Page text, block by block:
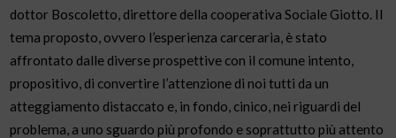
dottor Boscoletto, direttore della cooperativa Sociale Giotto. Il
tema proposto, ovvero l’esperienza carceraria, è stato
affrontato dalle diverse prospettive con il comune intento,
propositivo, di convertire l’attenzione di noi tutti da un
atteggiamento distaccato e, in fondo, cinico, nei riguardi del
problema, a uno sguardo più profondo e soprattutto più attento